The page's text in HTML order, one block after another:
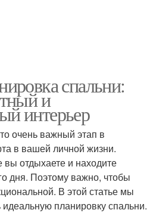
спальни:
и
интерьер
очень важный этап в
в вашей личной жизни.
вы отдыхаете и находите
дня. Поэтому важно, чтобы
В этой статье мы
идеальную планировку спальни.